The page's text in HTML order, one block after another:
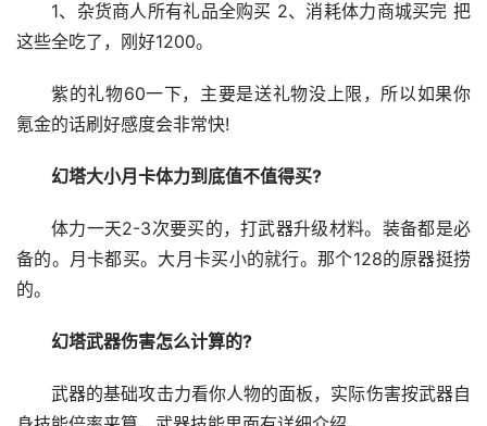
1、杂货商人所有礼品全购买 2、消耗体力商城买完 把
这些全吃了，刚好1200。
紫的礼物60一下，主要是送礼物没上限，所以如果你
氪金的话刷好感度会非常快!
幻塔大小月卡体力到底值不值得买?
体力一天2-3次要买的，打武器升级材料。装备都是必
备的。月卡都买。大月卡买小的就行。那个128的原器挺捞
的。
幻塔武器伤害怎么计算的?
武器的基础攻击力看你人物的面板，实际伤害按武器自